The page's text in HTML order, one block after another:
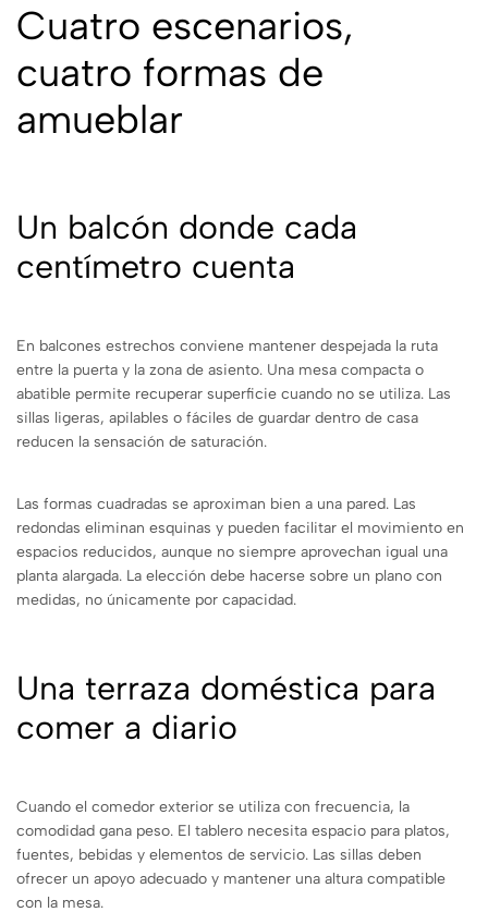
Cuatro escenarios,
cuatro formas de
amueblar
Un balcón donde cada
centímetro cuenta
En balcones estrechos conviene mantener despejada la ruta
entre la puerta y la zona de asiento. Una mesa compacta o
abatible permite recuperar superficie cuando no se utiliza. Las
sillas ligeras, apilables o fáciles de guardar dentro de casa
reducen la sensación de saturación.
Las formas cuadradas se aproximan bien a una pared. Las
redondas eliminan esquinas y pueden facilitar el movimiento en
espacios reducidos, aunque no siempre aprovechan igual una
planta alargada. La elección debe hacerse sobre un plano con
medidas, no únicamente por capacidad.
Una terraza doméstica para
comer a diario
Cuando el comedor exterior se utiliza con frecuencia, la
comodidad gana peso. El tablero necesita espacio para platos,
fuentes, bebidas y elementos de servicio. Las sillas deben
ofrecer un apoyo adecuado y mantener una altura compatible
con la mesa.